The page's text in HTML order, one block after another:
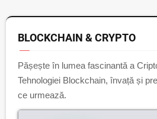
BLOCKCHAIN & CRYPTO
Pășește în lumea fascinantă a
Tehnologiei Blockchain, învață și
ce urmează.